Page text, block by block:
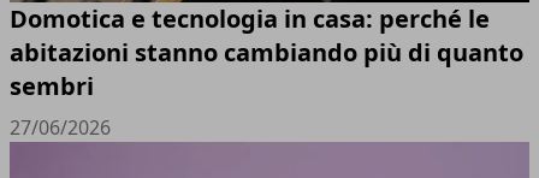
Domotica e tecnologia in casa: perché le
abitazioni stanno cambiando più di quanto
sembri
27/06/2026